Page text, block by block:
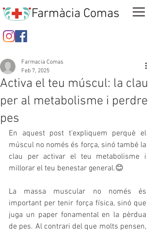
Farmàcia Comas
Activa el teu múscul: la clau
per al metabolisme i perdre
pes
Farmacia Comas
Feb 7, 2025
En aquest post t'expliquem perquè el
múscul no només és força, sinó també la
clau per activar el teu metabolisme i
millorar el teu benestar general.😊
La massa muscular no només és
important per tenir força física, sinó que
juga un paper fonamental en la pèrdua
de pes. Al contrari del que molts pensen,